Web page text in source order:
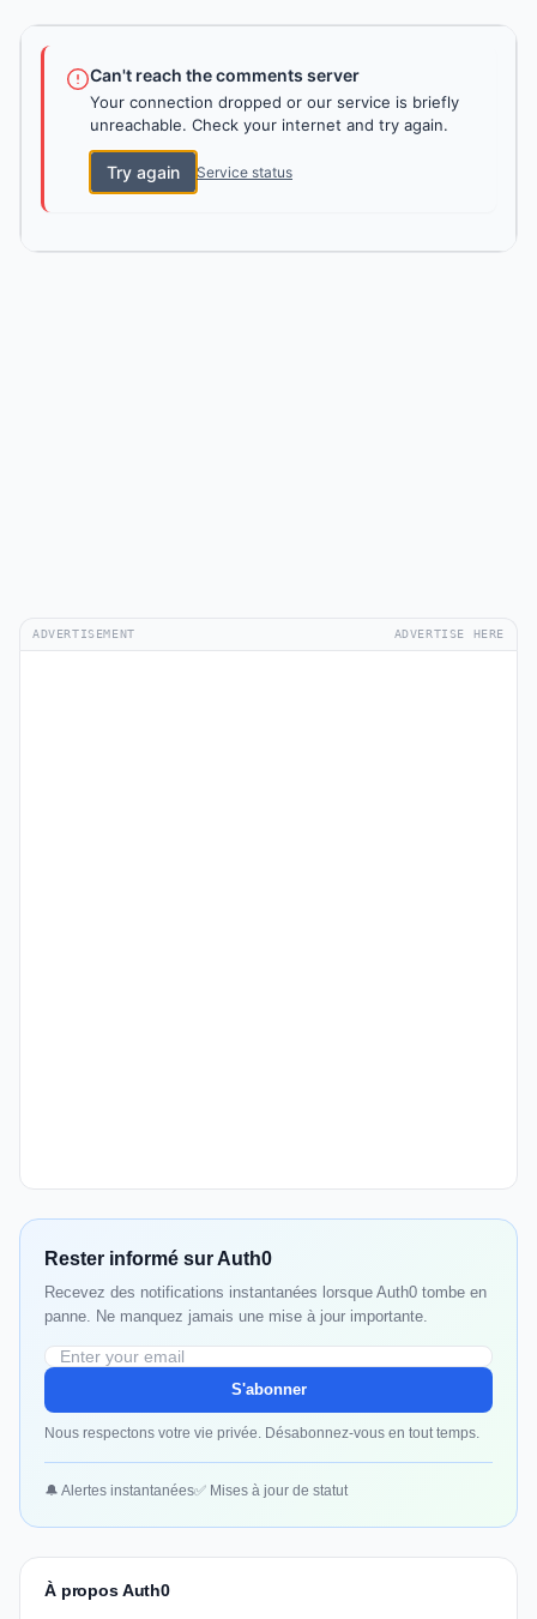
Can't reach the comments server
Your connection dropped or our service is briefly
unreachable. Check your internet and try again.
Try again Service status
ADVERTISEMENT ADVERTISE HERE
Rester informé sur Auth0
Recevez des notifications instantanées lorsque Auth0 tombe en
panne. Ne manquez jamais une mise à jour importante.
S'abonner
Nous respectons votre vie privée. Désabonnez-vous en tout temps.
🔔 Alertes instantanées✅ Mises à jour de statut
À propos Auth0